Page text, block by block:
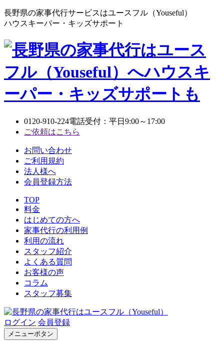
長野県の家事代行サービスはユースフル（Youseful）
ハウスキーパー・キッズサポート
0120-910-224電話受付：平日9:00～17:00
ご依頼はこちら
お問い合わせ
ご利用規約
法人様へ
会員登録方法
TOP
料金
はじめての方へ
家事代行の利用例
利用の流れ
スタッフ紹介
よくある質問
お客様の声
コラム
スタッフ募集
ログイン 会員登録
メニューボタン